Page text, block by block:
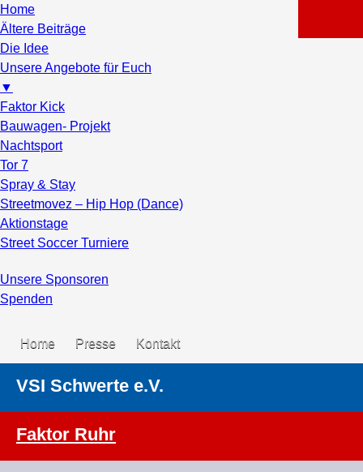
Home
Ältere Beiträge
Die Idee
Unsere Angebote für Euch
▼
Faktor Kick
Bauwagen- Projekt
Nachtsport
Tor 7
Spray & Stay
Streetmovez – Hip Hop (Dance)
Aktionstage
Street Soccer Turniere
Unsere Sponsoren
Spenden
VSI Schwerte e.V.
Faktor Ruhr
Home Presse Kontakt